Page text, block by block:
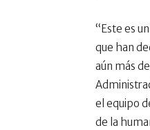
“Este es
que han
aún más
el equipo
de la